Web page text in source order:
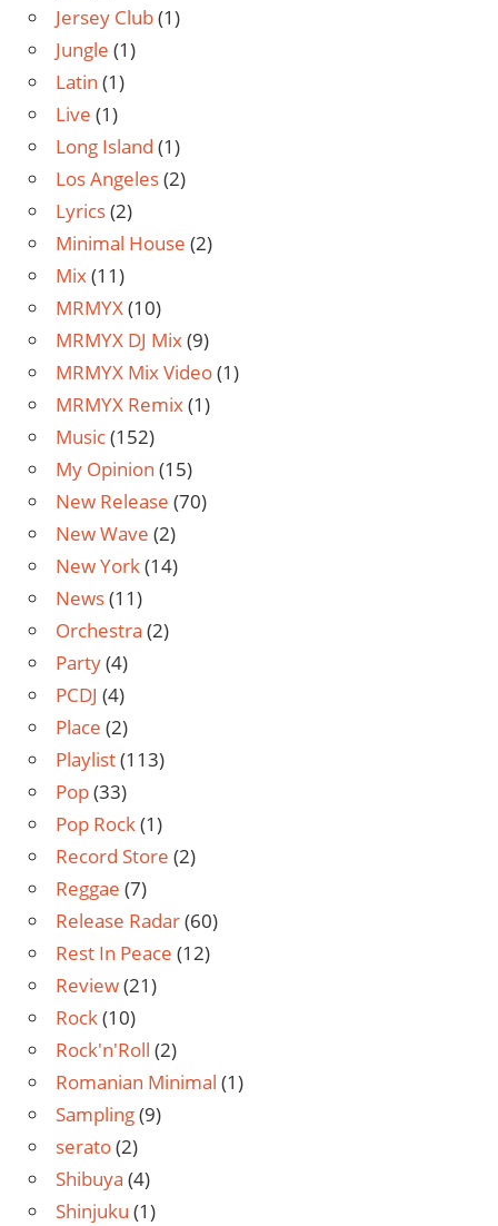
Jersey Club(1)
Jungle (1)
Latin (1)
Live (1)
Long Island (1)
Los Angeles(2)
Lyrics(2)
Minimal House (2)
Mix(11)
MRMYX(10)
MRMYX DJ Mix(9)
MRMYX Mix Video(1)
MRMYX Remix(1)
Music(152)
My Opinion (15)
New Release (70)
New Wave (2)
New York(14)
News(11)
Orchestra (2)
Party(4)
PCDJ (4)
Place (2)
Playlist(113)
Pop(33)
Pop Rock(1)
Record Store (2)
Reggae (7)
Release Radar(60)
Rest In Peace (12)
Review(21)
Rock(10)
Rock'n'Roll (2)
Romanian Minimal (1)
Sampling(9)
serato(2)
Shibuya (4)
Shinjuku (1)